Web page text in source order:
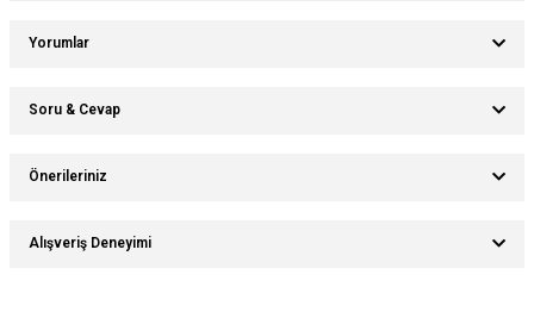
Yorumlar
Soru & Cevap
Önerileriniz
Bu ürünün fiyat bilgisi, resim, ürün açıklamalarında ve diğer konularda
yetersiz gördüğünüz noktaları öneri formunu kullanarak tarafımıza
Alışveriş Deneyimi